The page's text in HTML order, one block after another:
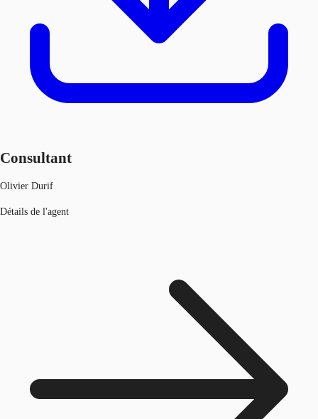
Consultant
Olivier Durif
Détails de l'agent